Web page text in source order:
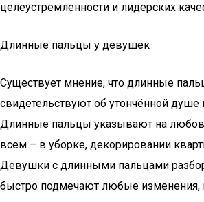
целеустремленности и лидерских
Длинные пальцы у девушек
Существует мнение, что длинные
свидетельствуют об утончённой душе
Длинные пальцы указывают на
всем – в уборке, декорировании
Девушки с длинными пальцами
быстро подмечают любые изменения,